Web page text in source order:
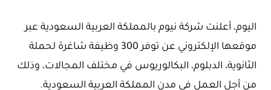
اليوم، أعلنت شركة نيوم بالمملكة العربية السعودية عبر
موقعها الإلكتروني عن توفر 300 وظيفة شاغرة لحملة
الثانوية، الدبلوم، البكالوريوس في مختلف المجالات، وذلك
من أجل العمل في مدن المملكة العربية السعودية.